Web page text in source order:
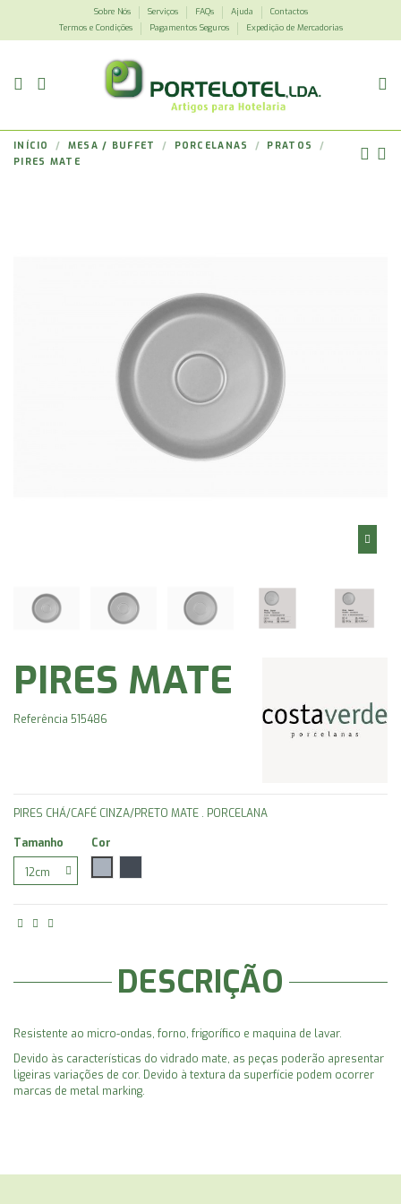
Sobre Nós Serviços FAQs Ajuda
Contactos
Termos e Condições
Pagamentos Seguros Expedição de Mercadorias
INÍCIO MESA / BUFFET PORCELANAS
PRATOS
PIRES MATE
PIRES MATE
Referência 515486
PIRES CHÁ/CAFÉ CINZA/PRETO MATE . PORCELANA
Tamanho
Cor
DESCRIÇÃO
Resistente ao micro-ondas, forno, frigorífico e maquina de lavar.
Devido às características do vidrado mate, as peças poderão apresentar
ligeiras variações de cor. Devido à textura da superfície podem ocorrer
marcas de metal marking.